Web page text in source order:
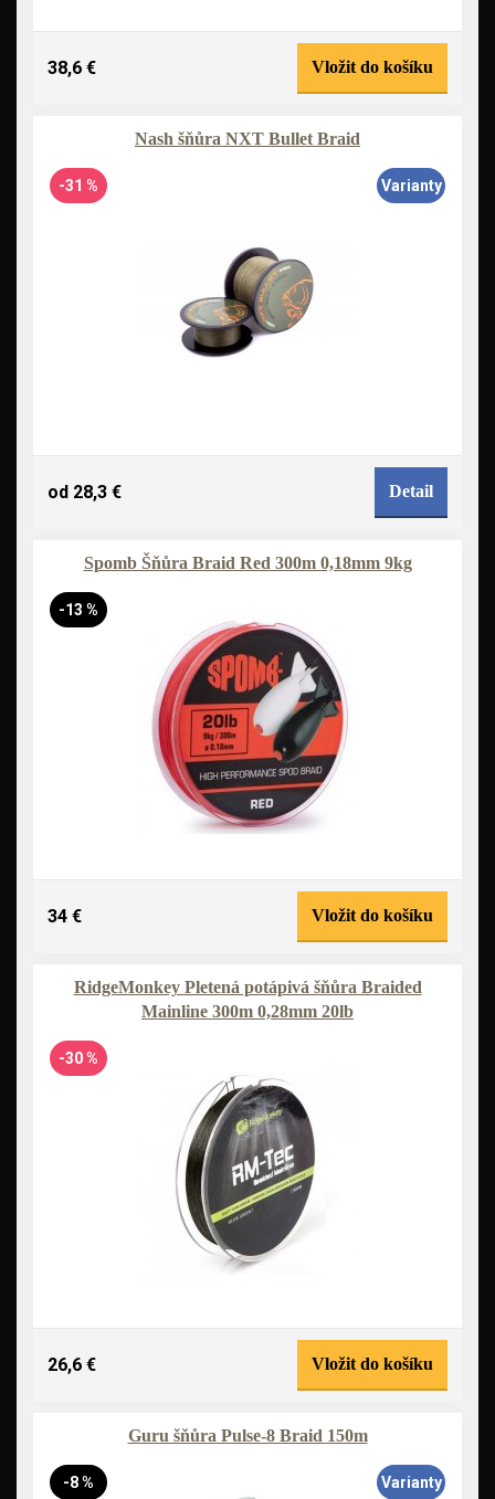
38,6 € Vložit do košíku
Nash šňůra NXT Bullet Braid
-31 % Varianty
od 28,3 € Detail
Spomb Šňůra Braid Red 300m 0,18mm 9kg
-13 %
34 € Vložit do košíku
RidgeMonkey Pletená potápivá šňůra Braided
Mainline 300m 0,28mm 20lb
-30 %
26,6 € Vložit do košíku
Guru šňůra Pulse-8 Braid 150m
-8 % Varianty